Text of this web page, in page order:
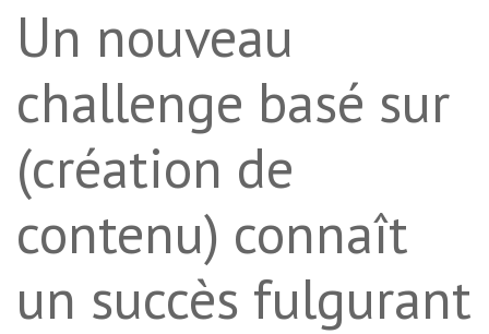
Un nouveau
challenge basé sur
(création de
contenu) connaît
un succès fulgurant